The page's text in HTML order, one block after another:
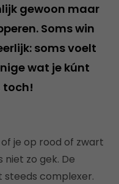
gewoon maar
Soms win
soms voelt
wat je kúnt
toch!
je op rood of zwart
niet zo gek. De
complexer.